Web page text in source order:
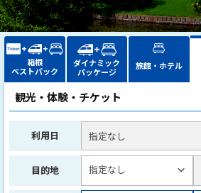
箱根
ベストパック
ダイナミック
パッケージ
旅館・ホテル
観光・体験・チケット
利用日
目的地